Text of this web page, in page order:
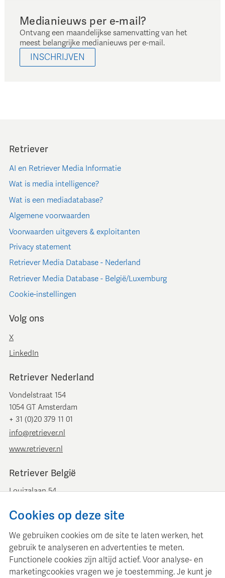
Medianieuws per e-mail?
Ontvang een maandelijkse samenvatting van het
meest belangrijke medianieuws per e-mail.
INSCHRIJVEN
Retriever
AI en Retriever Media Informatie
Wat is media intelligence?
Wat is een mediadatabase?
Algemene voorwaarden
Voorwaarden uitgevers & exploitanten
Privacy statement
Retriever Media Database - Nederland
Retriever Media Database - België/Luxemburg
Cookie-instellingen
Volg ons
X
LinkedIn
Retriever Nederland
Vondelstraat 154
1054 GT Amsterdam
+ 31 (0)20 379 11 01
info@retriever.nl
www.retriever.nl
Retriever België
Louizalaan 54
+ 32 (0)2 893 00 52
www.retrievermedia.be
Cookies op deze site
We gebruiken cookies om de site te laten werken, het
gebruik te analyseren en advertenties te meten.
Functionele cookies zijn altijd actief. Voor analyse- en
marketingcookies vragen we je toestemming. Je kunt je